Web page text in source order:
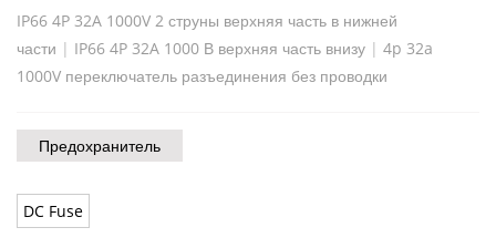
IP66 4P 32A 1000V 2 струны верхняя часть в нижней
части | IP66 4P 32A 1000 В верхняя часть внизу | 4p 32a
1000V переключатель разъединения без проводки
Предохранитель
DC Fuse